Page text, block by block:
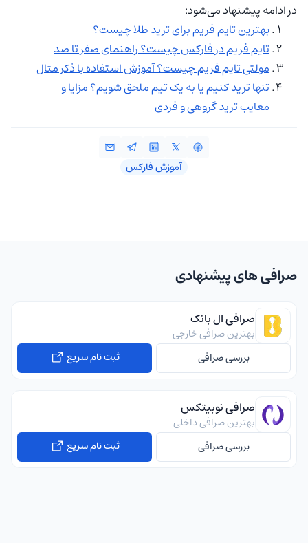
در ادامه پیشنهاد می‌شود:
بهترین تایم فریم برای ترید طلا چیست؟
تایم فریم در فارکس چیست؟ راهنمای صفر تا صد
مولتی تایم فریم چیست؟ آموزش استفاده با ذکر مثال
تنها ترید کنیم یا به یک تیم ملحق شویم؟ مزایا و
معایب ترید گروهی و فردی
آموزش فارکس
صرافی های پیشنهادی
صرافی ال بانک
بهترین صرافی خارجی
بررسی صرافی
ثبت نام سریع
صرافی نوبیتکس
بهترین صرافی داخلی
بررسی صرافی
ثبت نام سریع